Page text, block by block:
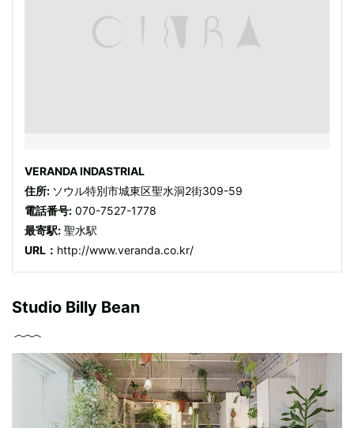
VERANDA INDASTRIAL
住所: ソウル特別市城東区聖水洞2街309-59
電話番号: 070-7527-1778
最寄駅: 聖水駅
URL： http://www.veranda.co.kr/
Studio Billy Bean